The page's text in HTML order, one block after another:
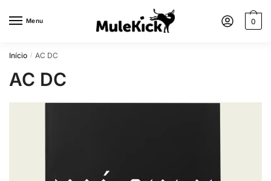
Menu 0
Início / AC DC
AC DC